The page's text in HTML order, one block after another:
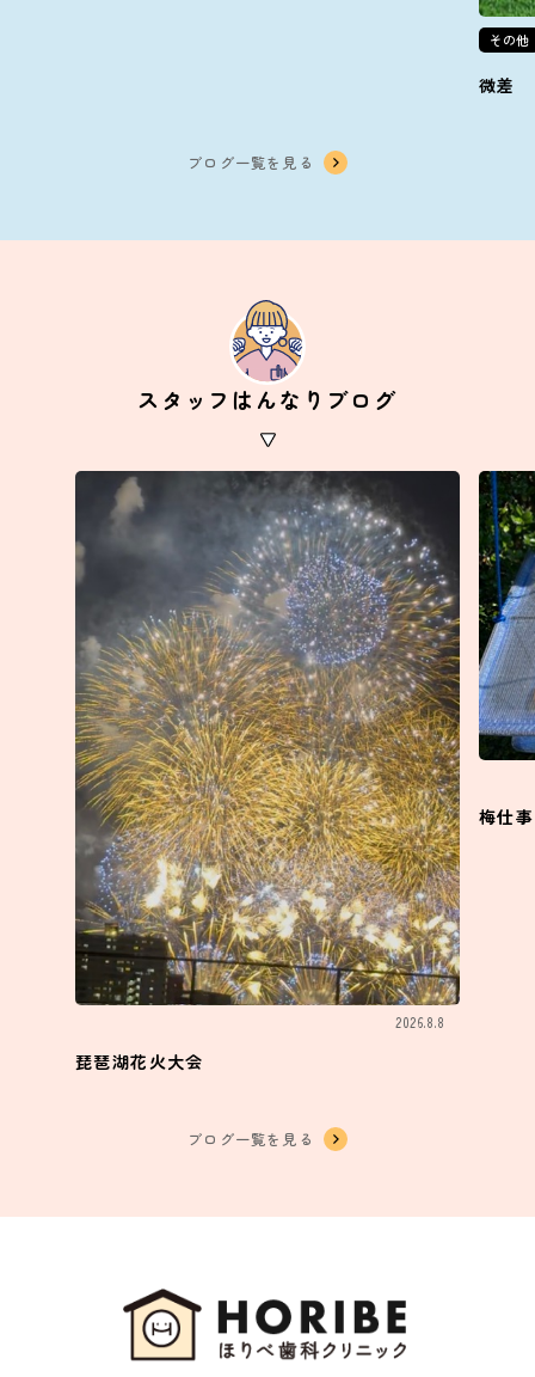
その他
微差
ブログ一覧を見る
スタッフはんなりブログ
2026.8.8
琵琶湖花火大会
梅仕事
ブログ一覧を見る